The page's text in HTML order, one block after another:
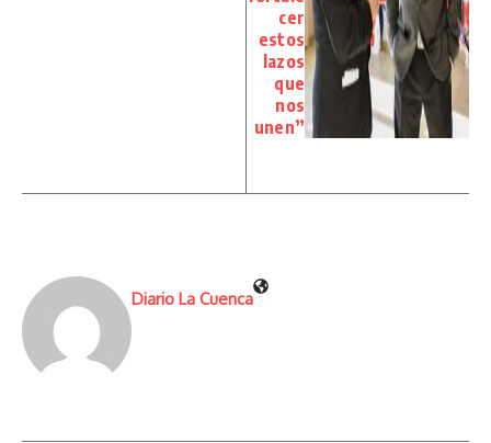
cer
estos
lazos
que
nos
unen”
Diario La Cuenca